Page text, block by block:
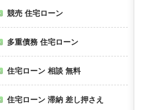
競売 住宅ローン
多重債務 住宅ローン
住宅ローン 相談 無料
住宅ローン 滞納 差し押さえ